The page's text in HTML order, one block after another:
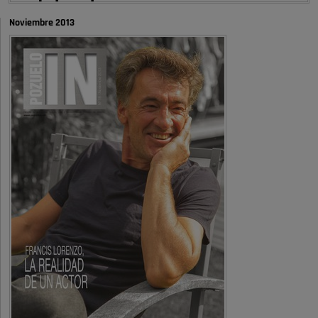
autobombo: casi …
Señora Alcaldesa Ud no ha vivido nunca en Pozuelo , pero yo si desde
hace más de 60 años , …
Pozuelo de Alarcón
Quejas por el deterioro de la
limpieza …
A ver si es posible que haya vivienda para familias con hijos y no
solamente jóvenes que no es tan …
Pozuelo de Alarcón
Pozuelo desbloquea
definitivamente Huerta Grande: las
obras …
Donde pueden inscribirse las personas empadronados en Pozuelo para
la vivienda asequible .
Pozuelo de Alarcón
Pozuelo desbloquea
Noviembre 2013